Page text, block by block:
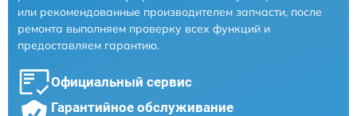
или рекомендованные производителем запчасти, после
ремонта выполняем проверку всех функций и
предоставляем гарантию.
Официальный сервис
Гарантийное обслуживание